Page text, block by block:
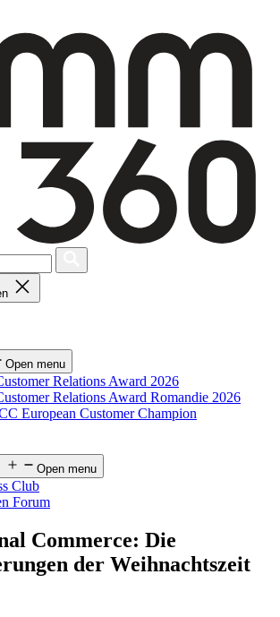
Open menu
Relations Award 2026
Relations Award Romandie 2026
European Customer Champion
Open menu
Club
Forum
Commerce: Die
der Weihnachtszeit